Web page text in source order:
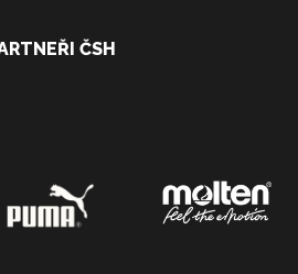
ČSH